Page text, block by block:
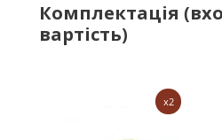
Комплектація
вартість)
x2